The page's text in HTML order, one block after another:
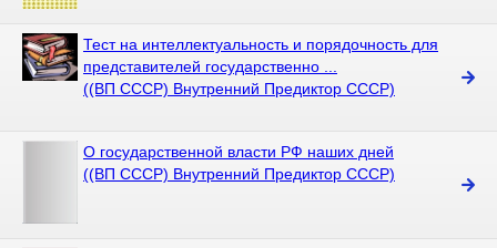
Тест на интеллектуальность и порядочность для
представителей государственно ...
((ВП СССР) Внутренний Предиктор СССР)
О государственной власти РФ наших дней
((ВП СССР) Внутренний Предиктор СССР)